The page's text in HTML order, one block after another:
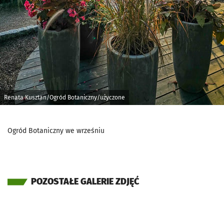
Renata Kusztan/Ogród Botaniczny/użyczone
Ogród Botaniczny we wrześniu
POZOSTAŁE GALERIE ZDJĘĆ